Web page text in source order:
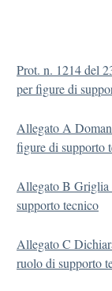
Prot. n. 1214 del
per figure di
Allegato A
figure di supporto
Allegato B Griglia
supporto tecnico
Allegato C
ruolo di supporto